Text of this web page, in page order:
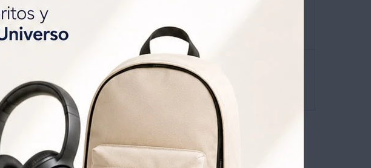
 
Métodos y costos de envíos